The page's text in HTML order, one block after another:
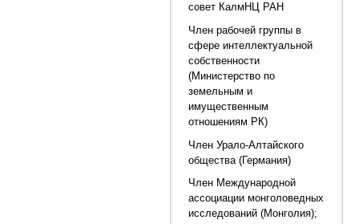
совет КалмНЦ РАН
Член рабочей группы в
сфере интеллектуальной
собственности
(Министерство по
земельным и
имущественным
отношениям РК)
Член Урало-Алтайского
общества (Германия)
Член Международной
ассоциации монголоведных
исследований (Монголия);